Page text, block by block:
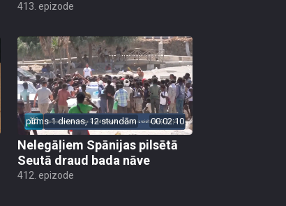
413. epizode
pirms 1 dienas, 12 stundām 00:02:10
Nelegāļiem Spānijas pilsētā
Seutā draud bada nāve
412. epizode